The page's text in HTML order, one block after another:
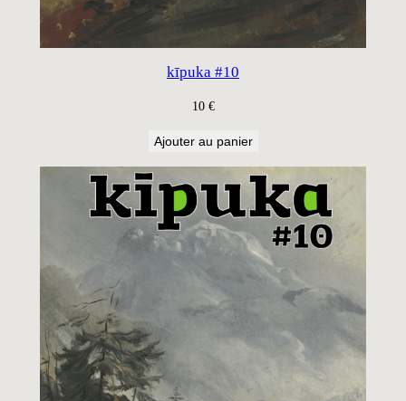
kīpuka #10
10 €
Ajouter au panier